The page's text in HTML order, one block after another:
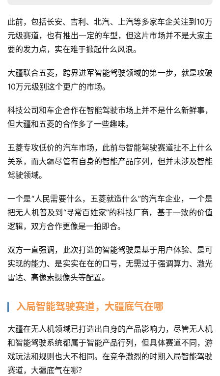
多
内
容
此前，包括长安、吉利、北汽、上汽等多家车企关注到10万
元级赛道，也有推出一定的车型，但这片市场并不是大家主
要的发力点，实在难于掀起什么风浪。
大疆联合五菱，跨界进军智能驾驶领域的第一步，就是攻破
10万元级别这个更广的市场。
科技公司和车企合作在智能驾驶市场上并不是什么新鲜事，
但大疆和五菱的合作多了一些趣味。
五菱专攻低价的汽车市场，此前与智能驾驶赛道扯不上什么
关系，而大疆尽管有自身的智能产品序列，但并未涉及智能
驾驶领域。
一个是“人民需要什么，五菱就造什么”的汽车企业，一个是
把无人机普及到“寻常百姓家”的科技厂商，基于一致的价值
逻辑，双方合作更像是一拍即合。
双方一直强调，此次打造的智能驾驶是基于用户体验、是可
实现的能力、是实实在在的口号，无需过于强调算力、激光
雷达、高像素摄像头等配置。
入局智能驾驶赛道，大疆底气在哪
大疆在无人机领域已打造出自身的产品影响力，尽管无人机
和智能驾驶系统都属于智能产品行列，但具体赛道不同，游
戏玩法和规则也大不相同。在竞争激烈的时期入局智能驾驶
赛道，大疆底气在哪？